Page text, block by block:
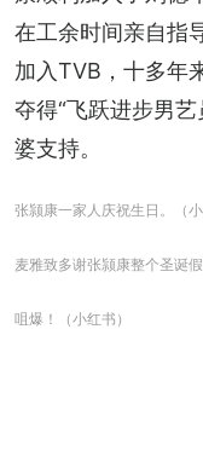
在工余时间亲自指
加入TVB，十多年
夺得“飞跃进步男
婆支持。
张颕康一家人庆祝生日。（小
麦雅致多谢张颕康整个圣诞
咀爆！（小红书）